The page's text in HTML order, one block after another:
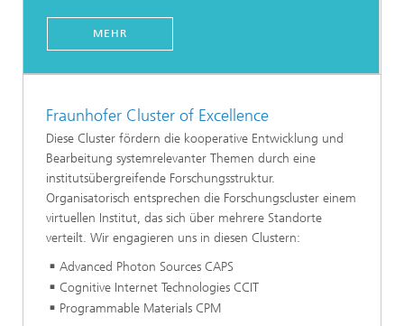
MEHR
Fraunhofer Cluster of Excellence
Diese Cluster fördern die kooperative Entwicklung und
Bearbeitung systemrelevanter Themen durch eine
institutsübergreifende Forschungsstruktur.
Organisatorisch entsprechen die Forschungscluster einem
virtuellen Institut, das sich über mehrere Standorte
verteilt. Wir engagieren uns in diesen Clustern:
Advanced Photon Sources CAPS
Cognitive Internet Technologies CCIT
Programmable Materials CPM